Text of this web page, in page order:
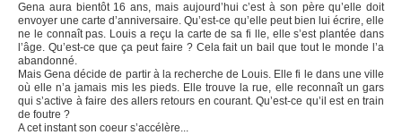
Gena aura bientôt 16 ans, mais aujourd’hui c’est à son père qu’elle doit
envoyer une carte d’anniversaire. Qu’est-ce qu’elle peut bien lui écrire, elle
ne le connaît pas. Louis a reçu la carte de sa fi lle, elle s’est plantée dans
l’âge. Qu’est-ce que ça peut faire ? Cela fait un bail que tout le monde l’a
abandonné.
Mais Gena décide de partir à la recherche de Louis. Elle fi le dans une ville
où elle n’a jamais mis les pieds. Elle trouve la rue, elle reconnaît un gars
qui s’active à faire des allers retours en courant. Qu’est-ce qu’il est en train
de foutre ?
A cet instant son coeur s’accélère...